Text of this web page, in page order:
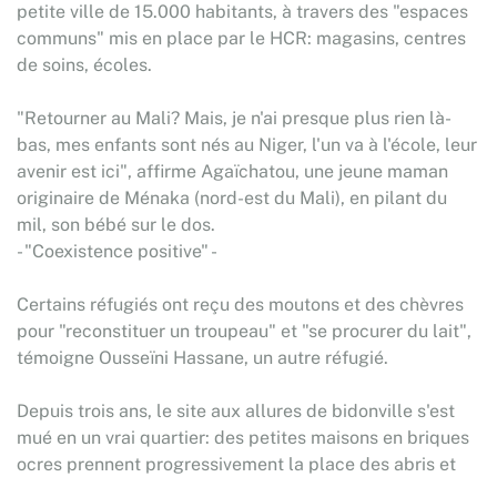
petite ville de 15.000 habitants, à travers des "espaces
communs" mis en place par le HCR: magasins, centres
de soins, écoles.
"Retourner au Mali? Mais, je n'ai presque plus rien là-
bas, mes enfants sont nés au Niger, l'un va à l'école, leur
avenir est ici", affirme Agaïchatou, une jeune maman
originaire de Ménaka (nord-est du Mali), en pilant du
mil, son bébé sur le dos.
- "Coexistence positive" -
Certains réfugiés ont reçu des moutons et des chèvres
pour "reconstituer un troupeau" et "se procurer du lait",
témoigne Ousseïni Hassane, un autre réfugié.
Depuis trois ans, le site aux allures de bidonville s'est
mué en un vrai quartier: des petites maisons en briques
ocres prennent progressivement la place des abris et